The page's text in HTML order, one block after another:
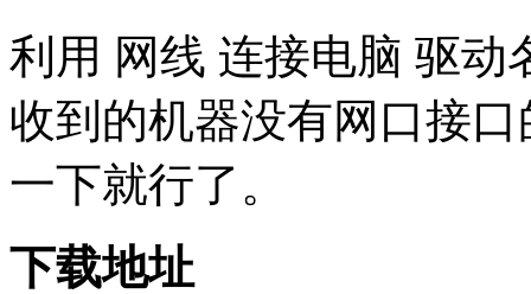
利用 网线 连接电脑 驱动
收到的机器没有网口接
一下就行了。
下载地址